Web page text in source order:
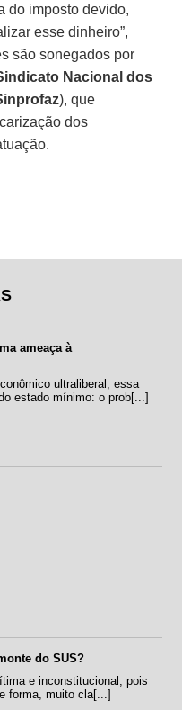
do imposto devido,
esse dinheiro”,
são sonegados por
Nacional dos
), que
dos
ameaça à
ultraliberal, essa
estado mínimo: o prob[...]
do SUS?
e inconstitucional, pois
forma, muito cla[...]